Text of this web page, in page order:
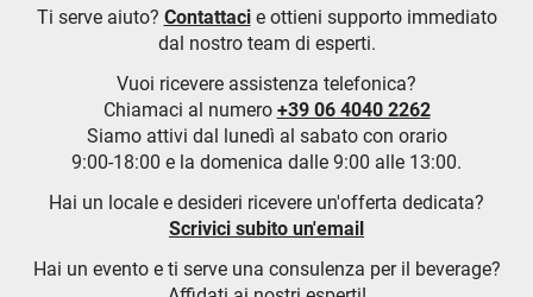
Ti serve aiuto? Contattacie ottieni supporto immediato
dal nostro team di esperti.
Vuoi ricevere assistenza telefonica?
Chiamaci al numero +39 06 4040 2262
Siamo attivi dal lunedì al sabato con orario
9:00-18:00 e la domenica dalle 9:00 alle 13:00.
Hai un locale e desideri ricevere un'offerta dedicata?
Scrivici subito un'email
Hai un evento e ti serve una consulenza per il beverage?